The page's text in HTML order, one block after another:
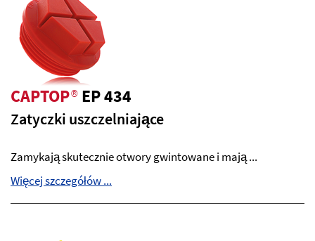
CAPTOP®EP 434
Zatyczki uszczelniające
Zamykają skutecznie otwory gwintowane i mają ...
Więcej szczegółów ...